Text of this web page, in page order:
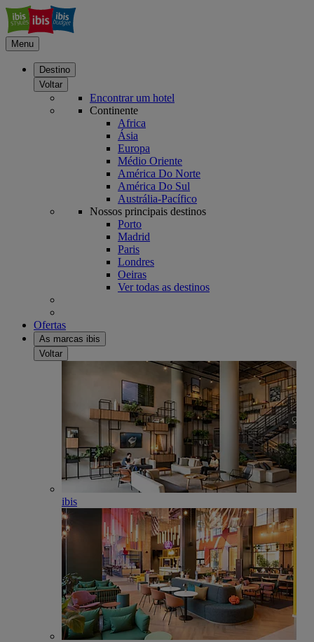
Menu
Destino
Voltar
Encontrar um hotel
Continente
Africa
Ásia
Europa
Médio Oriente
América Do Norte
América Do Sul
Austrália-Pacífico
Nossos principais destinos
Porto
Madrid
Paris
Londres
Oeiras
Ver todas as destinos
Ofertas
As marcas ibis
Voltar
ibis